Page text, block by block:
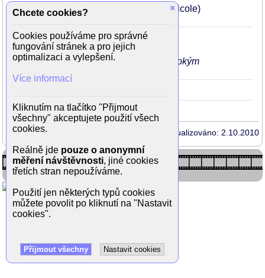
Kriminálka Staré město
(Nicole)
ve 4. díle
Dokonalý svět (seriál)2010 Brief-
(Marie)
ve 14. díle má šaty bez ramínek shlubokým
dekoltem
Aktualizováno: 2.10.2010
×
Chcete cookies?
Cookies používáme pro správné
fungování stránek a pro jejich
optimalizaci a vylepšení.
Více informací
Kliknutím na tlačítko "Přijmout
všechny" akceptujete použití všech
cookies.
Reálně jde pouze o anonymní
měření návštěvnosti, jiné cookies
třetích stran nepoužíváme.
Použití jen některých typů cookies
můžete povolit po kliknutí na "Nastavit
cookies".
Přijmout všechny Nastavit cookies